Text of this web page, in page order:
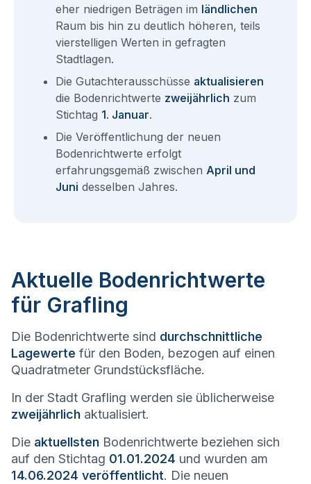
eher niedrigen Beträgen im ländlichen
Raum bis hin zu deutlich höheren, teils
vierstelligen Werten in gefragten
Stadtlagen.
Die Gutachterausschüsse aktualisieren
die Bodenrichtwerte zweijährlich zum
Stichtag 1. Januar.
Die Veröffentlichung der neuen
Bodenrichtwerte erfolgt
erfahrungsgemäß zwischen April und
Juni desselben Jahres.
Aktuelle Bodenrichtwerte
für Grafling
Die Bodenrichtwerte sind durchschnittliche
Lagewerte für den Boden, bezogen auf einen
Quadratmeter Grundstücksfläche.
In der Stadt Grafling werden sie üblicherweise
zweijährlich aktualisiert.
Die aktuellsten Bodenrichtwerte beziehen sich
auf den Stichtag 01.01.2024 und wurden am
14.06.2024 veröffentlicht. Die neuen